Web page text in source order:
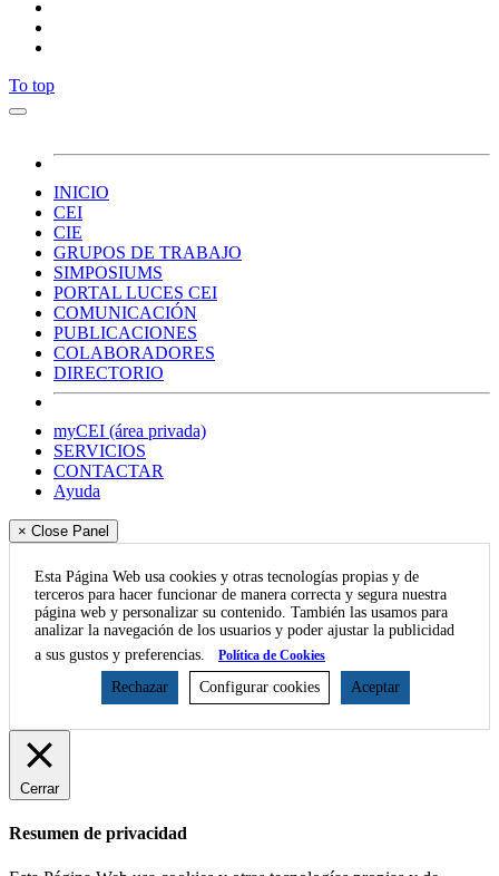
To top
INICIO
CEI
CIE
GRUPOS DE TRABAJO
SIMPOSIUMS
PORTAL LUCES CEI
COMUNICACIÓN
PUBLICACIONES
COLABORADORES
DIRECTORIO
myCEI (área privada)
SERVICIOS
CONTACTAR
Ayuda
× Close Panel
Esta Página Web usa cookies y otras tecnologías propias y de
terceros para hacer funcionar de manera correcta y segura nuestra
página web y personalizar su contenido. También las usamos para
analizar la navegación de los usuarios y poder ajustar la publicidad
a sus gustos y preferencias.
Política de Cookies
Rechazar Configurar cookies Aceptar
Cerrar
Resumen de privacidad